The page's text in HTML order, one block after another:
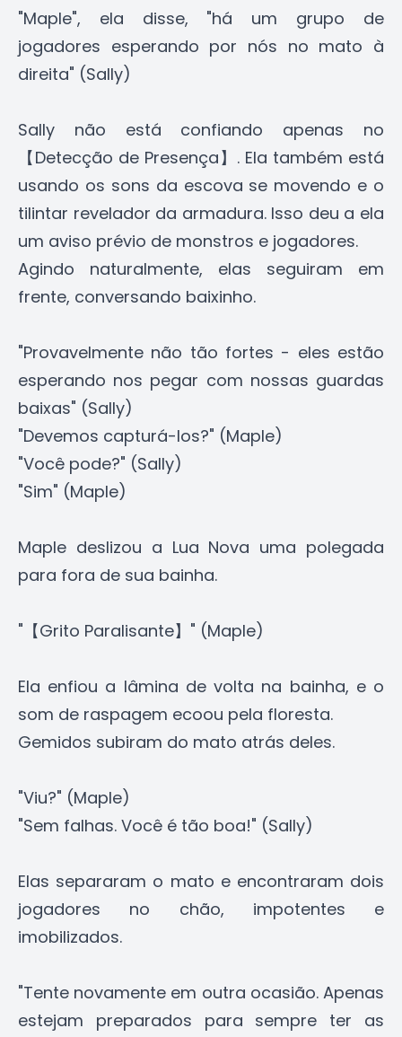
"Maple", ela disse, "há um grupo de
jogadores esperando por nós no mato à
direita" (Sally)
Sally não está confiando apenas no
【Detecção de Presença】. Ela também está
usando os sons da escova se movendo e o
tilintar revelador da armadura. Isso deu a ela
um aviso prévio de monstros e jogadores.
Agindo naturalmente, elas seguiram em
frente, conversando baixinho.
"Provavelmente não tão fortes - eles estão
esperando nos pegar com nossas guardas
baixas" (Sally)
"Devemos capturá-los?" (Maple)
"Você pode?" (Sally)
"Sim" (Maple)
Maple deslizou a Lua Nova uma polegada
para fora de sua bainha.
"【Grito Paralisante】" (Maple)
Ela enfiou a lâmina de volta na bainha, e o
som de raspagem ecoou pela floresta.
Gemidos subiram do mato atrás deles.
"Viu?" (Maple)
"Sem falhas. Você é tão boa!" (Sally)
Elas separaram o mato e encontraram dois
jogadores no chão, impotentes e
imobilizados.
"Tente novamente em outra ocasião. Apenas
estejam preparados para sempre ter as